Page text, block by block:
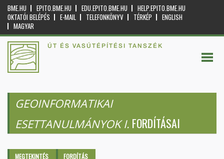
BME.HU EPITO.BME.HU EDU.EPITO.BME.HU
HELP.EPITO.BME.HU
OKTATÓI BELÉPÉS
E-MAIL TELEFONKÖNYV TÉRKÉP
ENGLISH
MAGYAR
ÚT ÉS VASÚTÉPÍTÉSI TANSZÉK
GEOINFORMATIKAI
ESETTANULMÁNYOK I. FORDÍTÁSAI
MEGTEKINTÉS FORDÍTÁS